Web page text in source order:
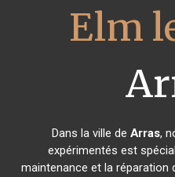
Elm
Dans la ville de Arras,
expérimentés est
maintenance et la réparation